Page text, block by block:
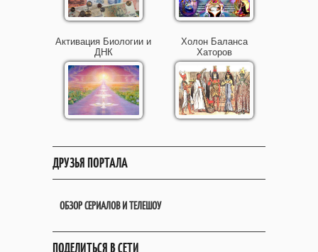
Активация Биологии и
ДНК
Холон Баланса
Хаторов
ДРУЗЬЯ ПОРТАЛА
ОБЗОР СЕРИАЛОВ И ТЕЛЕШОУ
ПОДЕЛИТЬСЯ В СЕТИ